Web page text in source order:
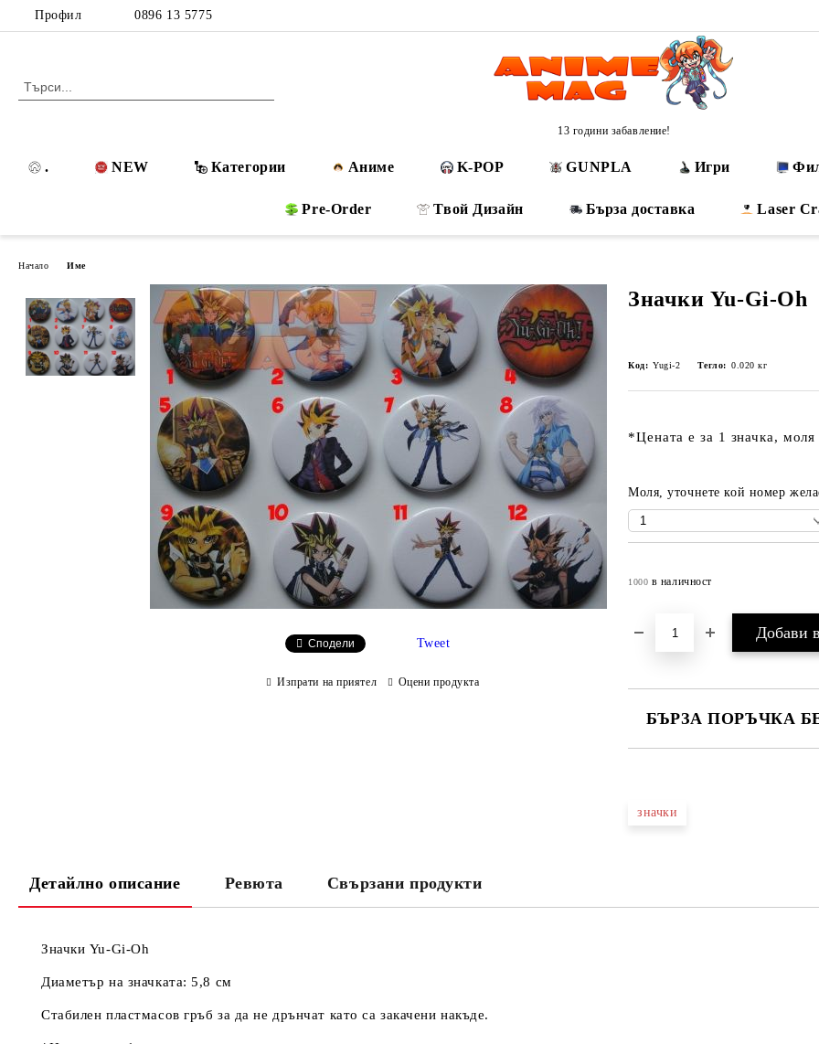
Профил 0896 13 5775
13 години забавление!
. NEW Категории Аниме K-POP GUNPLA Игри
Pre-Order Твой Дизайн Бърза доставка Laser
Начало Име
Значки Yu-Gi-Oh
Код: Yugi-2 Тегло: 0.020 кг
*Цената е за 1 значка,
Моля, уточнете кой номер
1000 в наличност
БЪРЗА ПОРЪЧКА
значки
Сподели Tweet
Изпрати на приятел Оцени продукта
Детайлно описание Ревюта Свързани продукти
Значки Yu-Gi-Oh
Диаметър на значката: 5,8 см
Стабилен пластмасов гръб за да не дрънчат като са закачени накъде.